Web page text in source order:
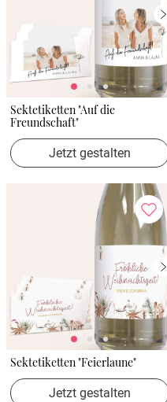
Sektetiketten "Auf die
Freundschaft"
Jetzt gestalten
Sektetiketten "Feierlaune"
Jetzt gestalten